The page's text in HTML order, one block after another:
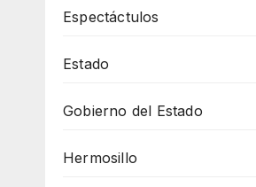
Espectáctulos
Estado
Gobierno del Estado
Hermosillo